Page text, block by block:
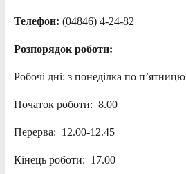
Телефон: (04846) 4-24-82
Розпорядок роботи:
Робочі дні: з понеділка по п’ятницю
Початок роботи: 8.00
Перерва: 12.00-12.45
Кінець роботи: 17.00